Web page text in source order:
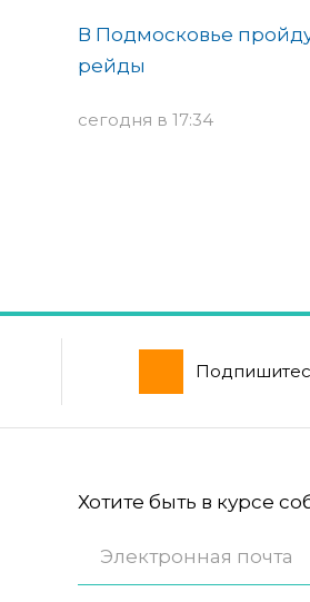
В Подмосковье
рейды
сегодня в 17:34
Хотите быть в курсе